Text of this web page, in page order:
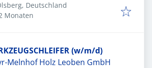
Deutschland
:
Monaten
(w/m/d)
Melnhof Holz Leoben GmbH